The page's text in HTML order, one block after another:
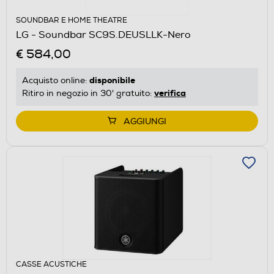
SOUNDBAR E HOME THEATRE
LG - Soundbar SC9S.DEUSLLK-Nero
€ 584,00
Acquisto online: disponibile
Ritiro in negozio in 30' gratuito: verifica
AGGIUNGI
CASSE ACUSTICHE